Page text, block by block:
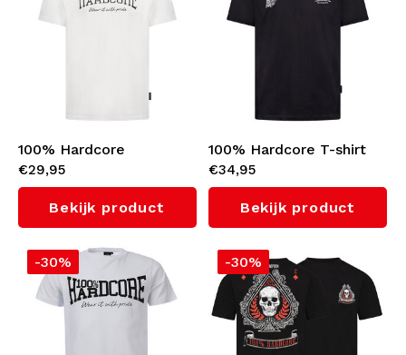
100% Hardcore
Reliëfdruk T-shirt
'Essential' (White/Black)
€29,95
Bekijk product
100% Hardcore T-shirt
'Essential' (Black)
€34,95
Bekijk product
-30% -30%